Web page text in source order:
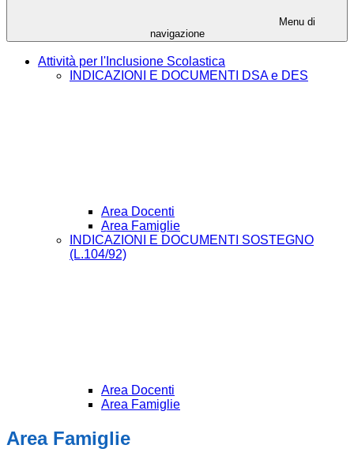
Menu di
navigazione
Attività per l'Inclusione Scolastica
INDICAZIONI E DOCUMENTI DSA e DES
Area Docenti
Area Famiglie
INDICAZIONI E DOCUMENTI SOSTEGNO
(L.104/92)
Area Docenti
Area Famiglie
Area Famiglie